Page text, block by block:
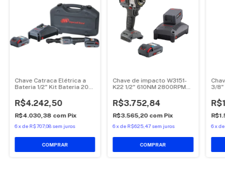
Chave Catraca Elétrica a
Bateria 1/2" Kit Bateria 20V
R$4.242,50
R$4.030,38 com Pix
6 xdeR$707,08 sem juros
Chave de impacto W3151-
K22 1/2" 610NM 2800RPM2
R$3.752,84
R$3.565,20 com Pix
6 xdeR$625,47 sem juros
3/8"
6 x